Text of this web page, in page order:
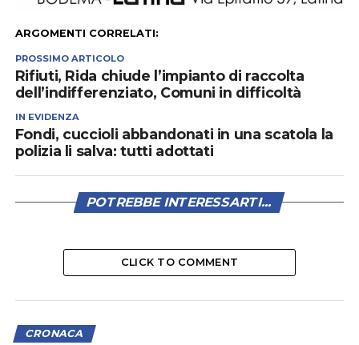
ARGOMENTI CORRELATI:
PROSSIMO ARTICOLO
Rifiuti, Rida chiude l’impianto di raccolta
dell’indifferenziato, Comuni in difficoltà
IN EVIDENZA
Fondi, cuccioli abbandonati in una scatola la
polizia li salva: tutti adottati
POTREBBE INTERESSARTI...
CLICK TO COMMENT
CRONACA